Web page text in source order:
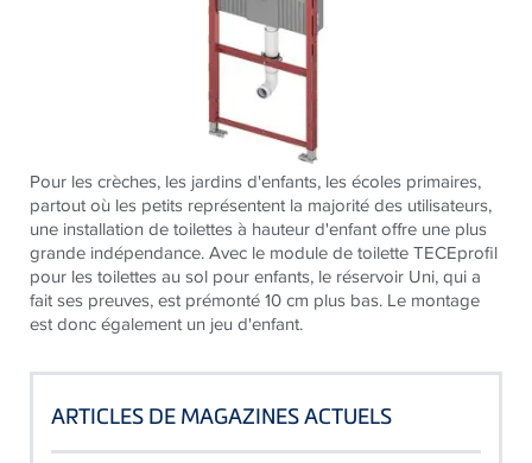
Pour les crèches, les jardins d'enfants, les écoles primaires,
partout où les petits représentent la majorité des utilisateurs,
une installation de toilettes à hauteur d'enfant offre une plus
grande indépendance. Avec le module de toilette TECEprofil
pour les toilettes au sol pour enfants, le réservoir Uni, qui a
fait ses preuves, est prémonté 10 cm plus bas. Le montage
est donc également un jeu d'enfant.
ARTICLES DE MAGAZINES ACTUELS